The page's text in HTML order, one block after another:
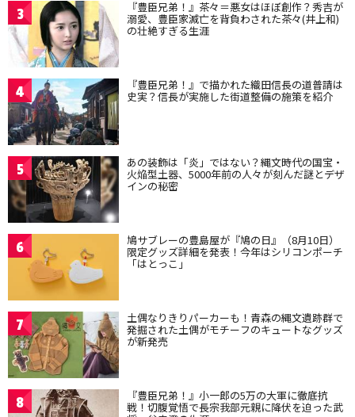
3 『豊臣兄弟！』茶々＝悪女はほぼ創作？秀吉が
溺愛、豊臣家滅亡を背負わされた茶々(井上和)
の壮絶すぎる生涯
4 『豊臣兄弟！』で描かれた織田信長の道普請は
史実？信長が実施した街道整備の施策を紹介
5 あの装飾は「炎」ではない？縄文時代の国宝・
火焔型土器、5000年前の人々が刻んだ謎とデザ
インの秘密
6 鳩サブレーの豊島屋が『鳩の日』（8月10日）
限定グッズ詳細を発表！今年はシリコンポーチ
「はとっこ」
7 土偶なりきりパーカーも！青森の縄文遺跡群で
発掘された土偶がモチーフのキュートなグッズ
が新発売
8 『豊臣兄弟！』小一郎の5万の大軍に徹底抗
戦！切腹覚悟で長宗我部元親に降伏を迫った武